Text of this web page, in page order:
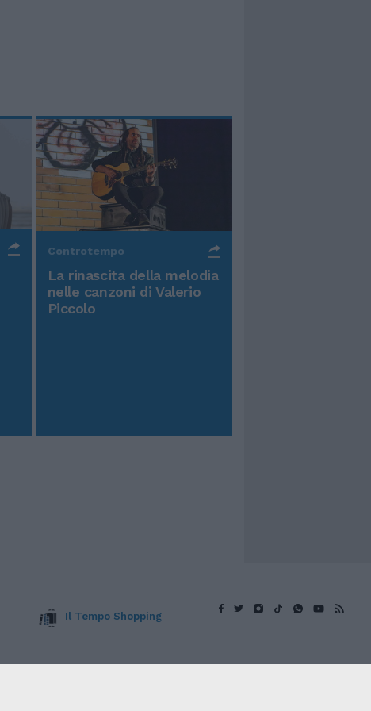
Controtempo
La rinascita della melodia
nelle canzoni di Valerio
Piccolo
Il Tempo Shopping